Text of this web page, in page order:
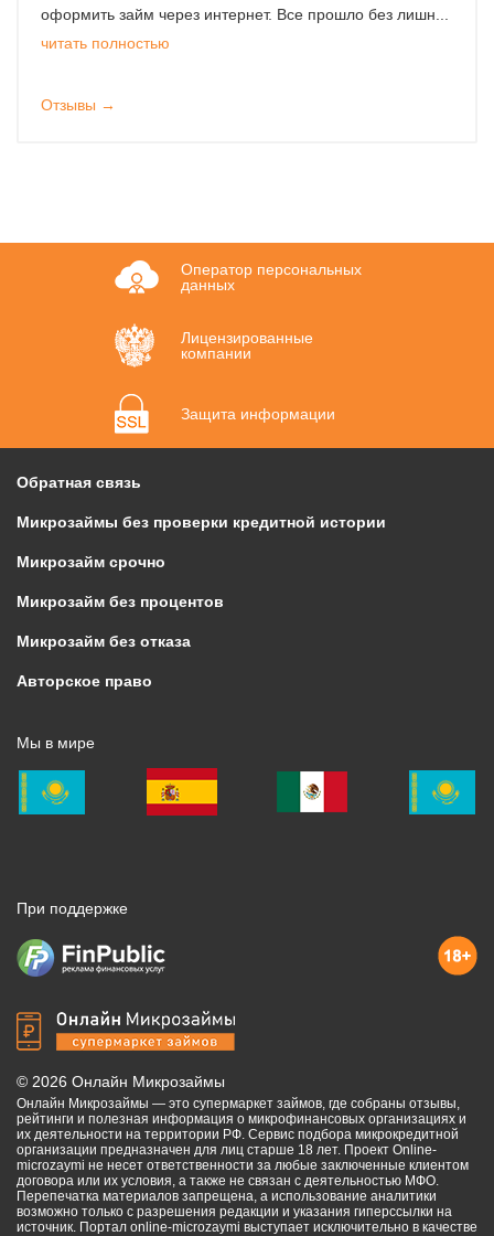
оформить займ через интернет. Все прошло без лишн...
читать полностью
Отзывы →
Оператор персональных
данных
Лицензированные
компании
Защита информации
Обратная связь
Микрозаймы без проверки кредитной истории
Микрозайм срочно
Микрозайм без процентов
Микрозайм без отказа
Авторское право
Мы в мире
При поддержке
© 2026 Онлайн Микрозаймы
Онлайн Микрозаймы — это супермаркет займов, где собраны отзывы,
рейтинги и полезная информация о микрофинансовых организациях и
их деятельности на территории РФ. Сервис подбора микрокредитной
организации предназначен для лиц старше 18 лет. Проект Online-
microzaymi не несет ответственности за любые заключенные клиентом
договора или их условия, а также не связан с деятельностью МФО.
Перепечатка материалов запрещена, а использование аналитики
возможно только с разрешения редакции и указания гиперссылки на
источник. Портал online-microzaymi выступает исключительно в качестве